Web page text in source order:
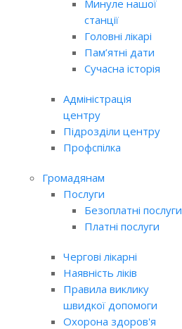
Минуле нашої
станції
Головні лікарі
Пам’ятні дати
Сучасна історія
Адміністрація
центру
Підрозділи центру
Профспілка
Громадянам
Послуги
Безоплатні послуги
Платні послуги
Чергові лікарні
Наявність ліків
Правила виклику
швидкої допомоги
Охорона здоров'я